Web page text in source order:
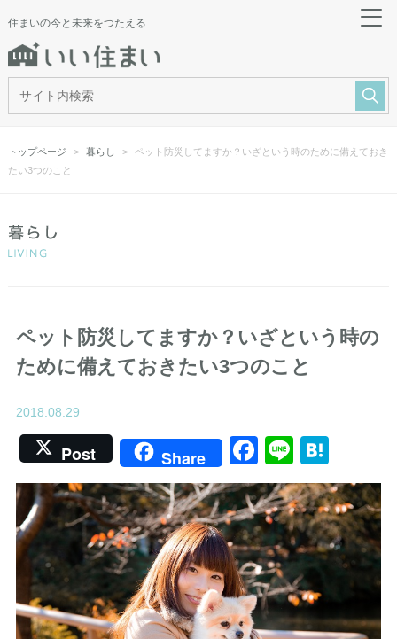
住まいの今と未来をつたえる
トップページ 暮らし
ペット防災してますか？いざという時のために備えておき
たい3つのこと
ペット防災してますか？いざという時の
ために備えておきたい3つのこと
2018.08.29
Post Share Facebook
Line